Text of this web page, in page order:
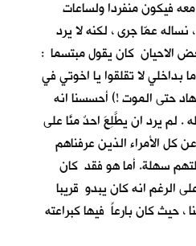
فيكون منفردا ولساعات
عمّا جرى ، لكنه لا يرد
الاحيان كان يقول مبتسما :
بداخلي لا تقلقوا يا اخوتي في
حتى الموت !) أحسسنا انه
. لم يرد ان يطَّلِعَ احدٌ منَّا على
كل الأمراء الذين عرفناهم
سهلة. أما هو فقد كان
الرغم انه كان يبدو قريبا
، حيث كان بارعاً فيها كبراعته